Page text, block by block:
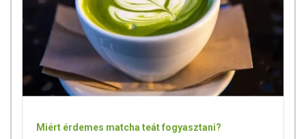
Miért érdemes matcha teát fogyasztani?